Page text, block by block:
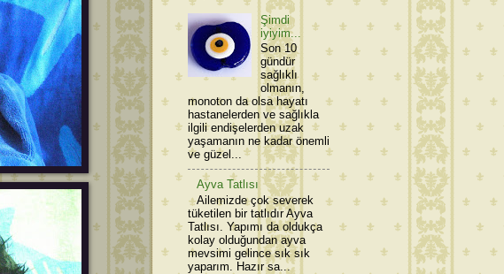
Şimdi
iyiyim...
Son 10
gündür
sağlıklı
olmanın,
monoton da olsa hayatı
hastanelerden ve sağlıkla
ilgili endişelerden uzak
yaşamanın ne kadar önemli
ve güzel...
Ayva Tatlısı
Ailemizde çok severek
tüketilen bir tatlıdır Ayva
Tatlısı. Yapımı da oldukça
kolay olduğundan ayva
mevsimi gelince sık sık
yaparım. Hazır sa...